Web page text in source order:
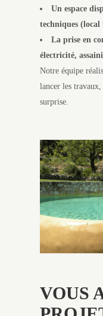
Un espace
techniques (local
La prise en
électricité,
Notre équipe
lancer les
surprise.
VOUS